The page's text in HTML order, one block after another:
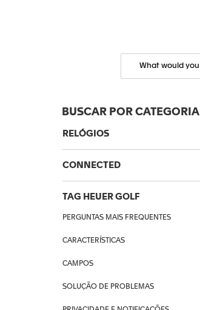
BUSCAR POR CATEGORIA
RELÓGIOS
CONNECTED
TAG HEUER GOLF
PERGUNTAS MAIS FREQUENTES
CARACTERÍSTICAS
CAMPOS
SOLUÇÃO DE PROBLEMAS